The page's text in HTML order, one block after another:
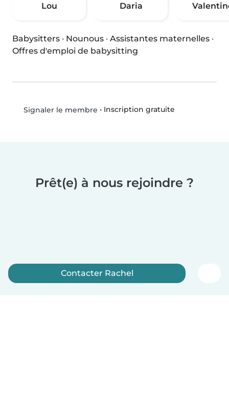
Lou Daria
Babysitters · Nounous · Assistantes maternelles ·
Offres d'emploi de babysitting
Signaler le membre • Inscription gratuite
Prêt(e) à nous rejoindre ?
Contacter Rachel